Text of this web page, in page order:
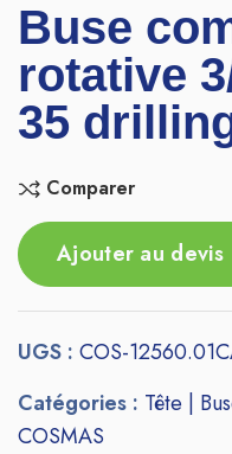
Buse
rotative
35
Comparer
Ajouter au devis
UGS : COS-
Catégories : Tête |
COSMAS